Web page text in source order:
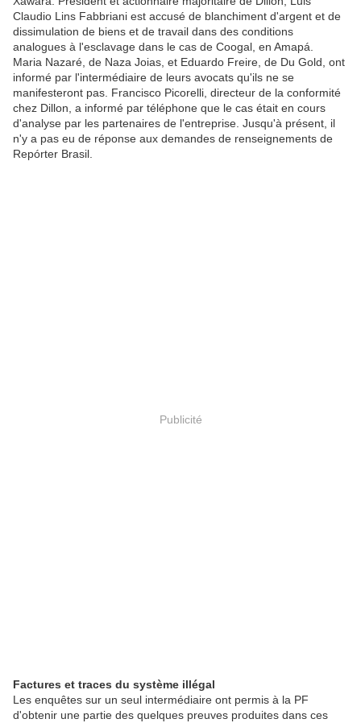
Claudio Lins Fabbriani est accusé de blanchiment d'argent et de
dissimulation de biens et de travail dans des conditions
analogues à l'esclavage dans le cas de Coogal, en Amapá.
Maria Nazaré, de Naza Joias, et Eduardo Freire, de Du Gold, ont
informé par l'intermédiaire de leurs avocats qu'ils ne se
manifesteront pas. Francisco Picorelli, directeur de la conformité
chez Dillon, a informé par téléphone que le cas était en cours
d'analyse par les partenaires de l'entreprise. Jusqu'à présent, il
n'y a pas eu de réponse aux demandes de renseignements de
Repórter Brasil.
Publicité
Factures et traces du système illégal
Les enquêtes sur un seul intermédiaire ont permis à la PF
d'obtenir une partie des quelques preuves produites dans ces